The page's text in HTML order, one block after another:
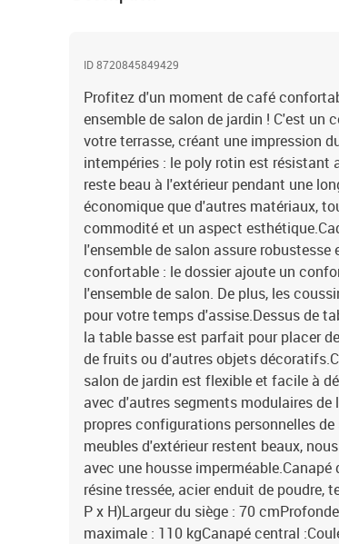
ID 8720845849429
Profitez d'un moment de café
ensemble de salon de jardin ! C'est
votre terrasse, créant une impression
intempéries : le poly rotin est résistant
reste beau à l'extérieur pendant une
économique que d'autres matériaux,
commodité et un aspect
l'ensemble de salon assure
confortable : le dossier ajoute un
l'ensemble de salon. De plus, les
pour votre temps d'assise.Dessus de
la table basse est parfait pour placer
de fruits ou d'autres objets
salon de jardin est flexible et facile à
avec d'autres segments modulaires
propres configurations personnelles
meubles d'extérieur restent beaux,
avec une housse
résine tressée, acier enduit de poudre,
P x H)Largeur du siège : 70
maximale : 110 kgCanapé central